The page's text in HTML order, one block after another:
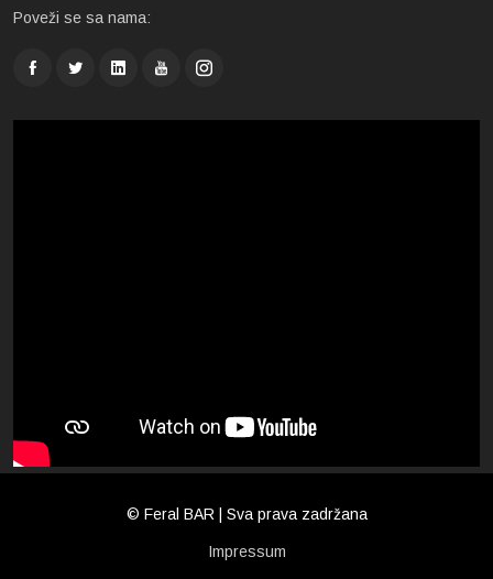
Poveži se sa nama:
© Feral BAR | Sva prava zadržana
Impressum